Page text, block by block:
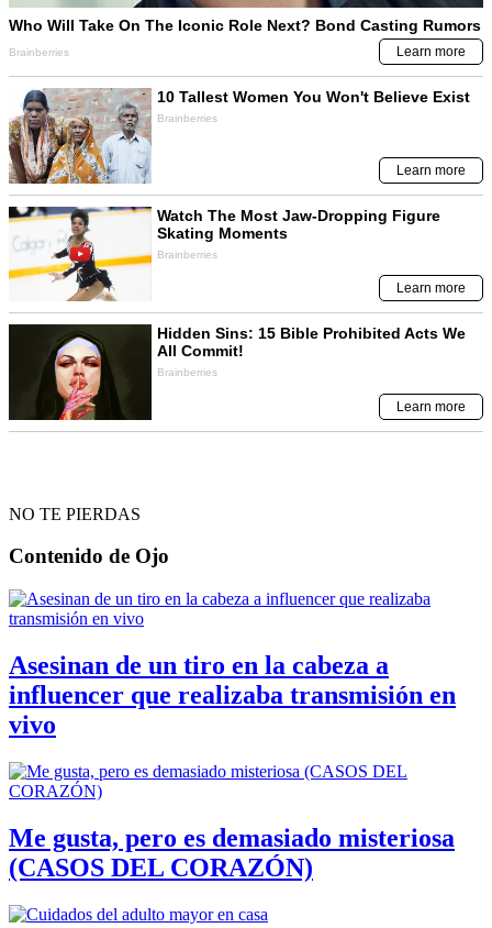
NO TE PIERDAS
Contenido de Ojo
Asesinan de un tiro en la cabeza a
influencer que realizaba transmisión en
vivo
Me gusta, pero es demasiado misteriosa
(CASOS DEL CORAZÓN)